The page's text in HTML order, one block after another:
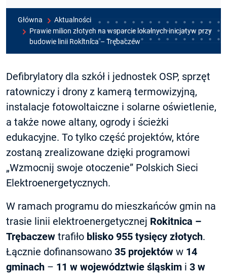
Główna
Aktualności
Prawie milion złotych na wsparcie lokalnych inicjatyw przy
budowie linii Rokitnica – Trębaczew
Defibrylatory dla szkół i jednostek OSP, sprzęt
ratowniczy i drony z kamerą termowizyjną,
instalacje fotowoltaiczne i solarne oświetlenie,
a także nowe altany, ogrody i ścieżki
edukacyjne. To tylko część projektów, które
zostaną zrealizowane dzięki programowi
„Wzmocnij swoje otoczenie” Polskich Sieci
Elektroenergetycznych.
W ramach programu do mieszkańców gmin na
trasie linii elektroenergetycznej Rokitnica –
Trębaczew trafiło blisko 955 tysięcy złotych.
Łącznie dofinansowano 35 projektów w 14
gminach – 11 w województwie śląskim i 3 w